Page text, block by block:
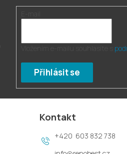
Přihlásit se
Kontakt
603 832 738